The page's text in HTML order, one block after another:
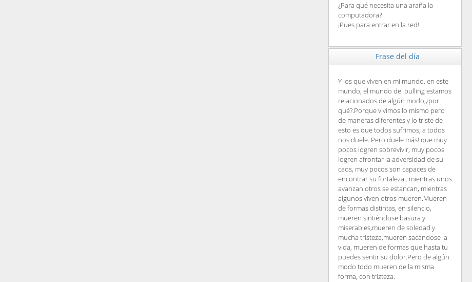
¿Para qué necesita una araña la
computadora?
¡Pues para entrar en la red!
Frase del día
Y los que viven en mi mundo, en este
mundo, el mundo del bulling estamos
relacionados de algún modo,¿por
qué?.Porque vivimos lo mismo pero
de maneras diferentes y lo triste de
esto es que todos sufrimos, a todos
nos duele. Pero duele más! que muy
pocos logren sobrevivir, muy pocos
logren afrontar la adversidad de su
caos, muy pocos son capaces de
encontrar su fortaleza...mientras unos
avanzan otros se estancan, mientras
algunos viven otros mueren.Mueren
de formas distintas, en silencio,
mueren sintiéndose basura y
miserables,mueren de soledad y
mucha tristeza,mueren sacándose la
vida, mueren de formas que hasta tu
puedes sentir su dolor.Pero de algún
modo todo mueren de la misma
forma, con trizteza.